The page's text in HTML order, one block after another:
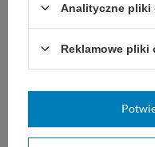
pacjenta,
a także od
chirurga.Nie są
przeciwwskazania
poliamidowych
Analityczne pliki
Reklamowe pliki